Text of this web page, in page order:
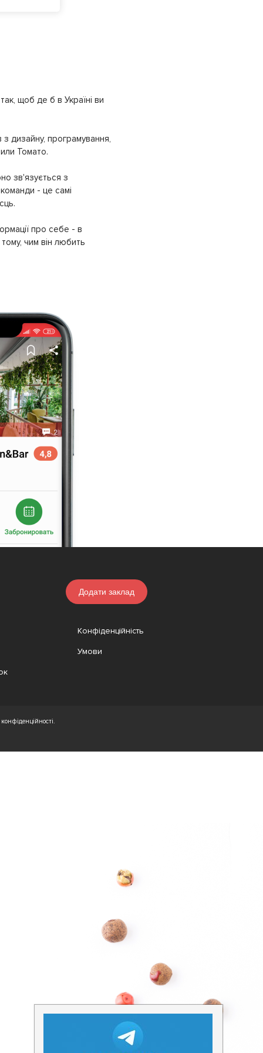
щоб де б в Україні ви
дизайну, програмування,
Томато.
зв'язується з
- це самі
про себе - в
чим він любить
Додати заклад
Конфіденційність
Умови